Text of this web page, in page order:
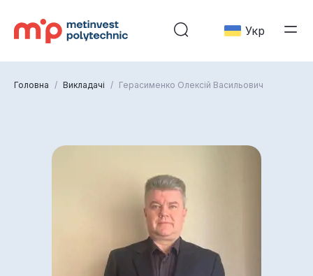
Укр
Головна / Викладачі / Герасименко Олексій Васильович